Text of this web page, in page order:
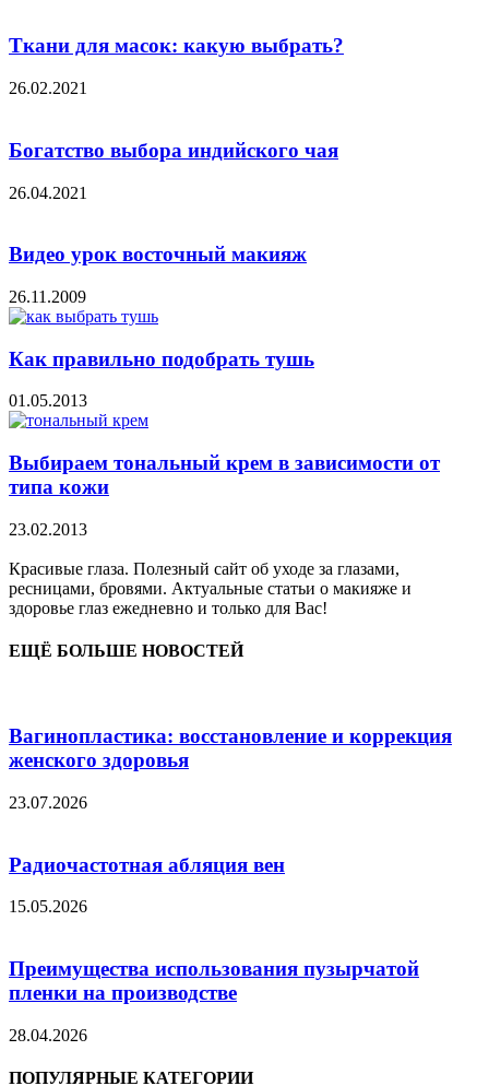
Ткани для масок: какую выбрать?
26.02.2021
Богатство выбора индийского чая
26.04.2021
Видео урок восточный макияж
26.11.2009
Как правильно подобрать тушь
01.05.2013
Выбираем тональный крем в зависимости от
типа кожи
23.02.2013
Красивые глаза. Полезный сайт об уходе за глазами,
ресницами, бровями. Актуальные статьи о макияже и
здоровье глаз ежедневно и только для Вас!
ЕЩЁ БОЛЬШЕ НОВОСТЕЙ
Вагинопластика: восстановление и коррекция
женского здоровья
23.07.2026
Радиочастотная абляция вен
15.05.2026
Преимущества использования пузырчатой
пленки на производстве
28.04.2026
ПОПУЛЯРНЫЕ КАТЕГОРИИ